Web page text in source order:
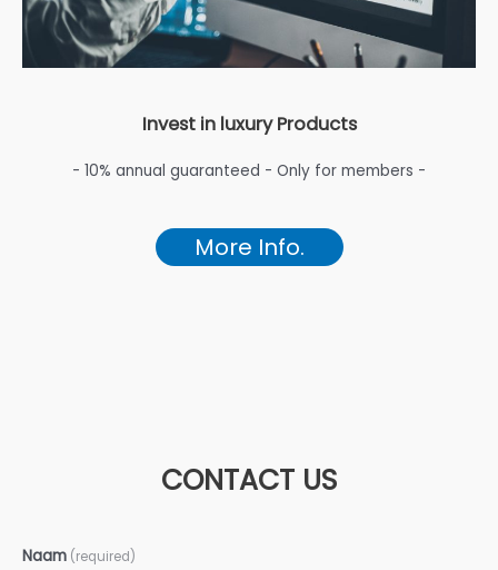
Invest in luxury Products
- 10% annual guaranteed - Only for members -
More Info.
CONTACT US
Naam (required)